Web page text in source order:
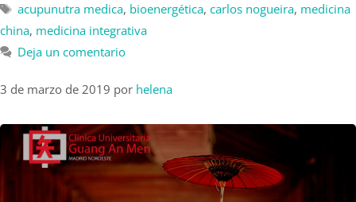
acupunutra medica, bioenergética, carlos nogueira, medicina
china, medicina integrativa
Deja un comentario
3 de marzo de 2019 por helena